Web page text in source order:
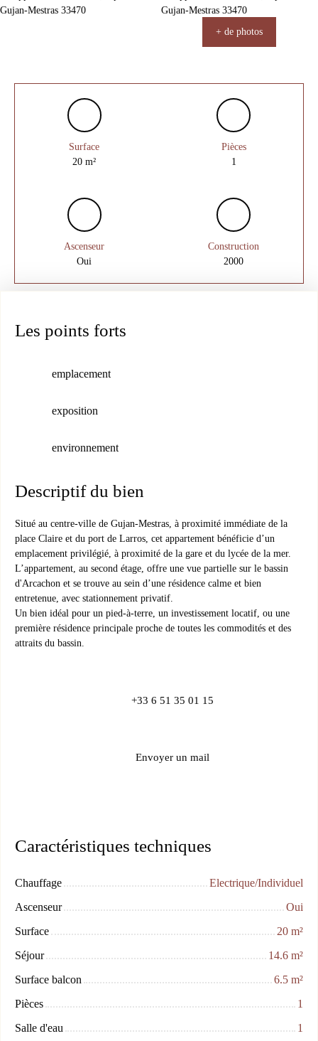
+ de photos
Surface
20m²
Pièces
1
Ascenseur
Oui
Construction
2000
Les points forts
emplacement
exposition
environnement
Descriptif du bien
Situé au centre-ville de Gujan-Mestras , à proximité immédiate de la
place Claire et du port de Larros, cet appartement bénéficie d’un
emplacement privilégié, à proximité de la gare et du lycée de la mer.
L’appartement, au second étage, offre une vue partielle sur le bassin
d'Arcachon et se trouve au sein d’une résidence calme et bien
entretenue , avec stationnement privatif.
Un bien idéal pour un pied-à-terre, un investissement locatif, ou une
première résidence principale proche de toutes les commodités et des
attraits du bassin.
+33 6 51 35 01 15
Envoyer un mail
Caractéristiques techniques
Chauffage
Electrique/Individuel
Ascenseur
Oui
Surface
20 m²
Séjour
14.6 m²
Surface balcon
6.5 m²
Pièces
1
Salle d'eau
1